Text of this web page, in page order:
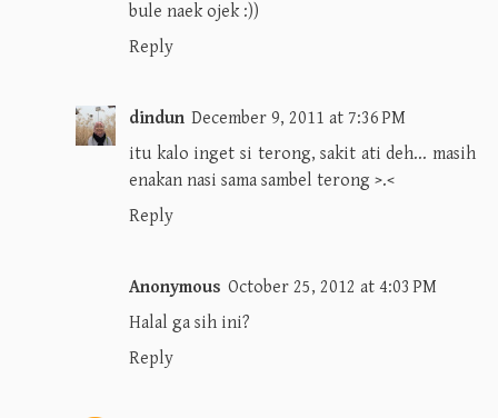
bule naek ojek :))
Reply
dindun December 9, 2011 at 7:36 PM
itu kalo inget si terong, sakit ati deh... masih
enakan nasi sama sambel terong >.<
Reply
Anonymous October 25, 2012 at 4:03 PM
Halal ga sih ini?
Reply